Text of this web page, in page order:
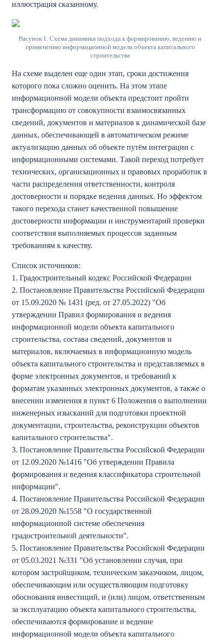
иллюстрация сказанному.
Рисунок 1. Схема динамики подхода к формированию, ведению и
применению информационной модели объекта капитального
строительства
На схеме выделен еще один этап, сроки достижения
которого пока сложно оценить. На этом этапе
информационной модели объекта предстоит пройти
трансформацию от совокупности взаимосвязанных
сведений, документов и материалов к динамической базе
данных, обеспечивающей в автоматическом режиме
актуализацию данных об объекте путём интеграции с
информационными системами. Такой переход потребует
технических, организационных и правовых проработок в
части распределения ответственности, контроля
достоверности и порядке ведения данных. Но эффектом
такого перехода станет качественной повышение
достоверности информации и инструментарий проверки
соответствия выполняемых процессов заданным
требованиям к качеству.
Список источников:
1. Градостроительный кодекс Российской Федерации
2. Постановление Правительства Российской Федерации
от 15.09.2020 № 1431 (ред. от 27.05.2022) "Об
утверждении Правил формирования и ведения
информационной модели объекта капитального
строительства, состава сведений, документов и
материалов, включаемых в информационную модель
объекта капитального строительства и представляемых в
форме электронных документов, и требований к
форматам указанных электронных документов, а также о
внесении изменения в пункт 6 Положения о выполнении
инженерных изысканий для подготовки проектной
документации, строительства, реконструкции объектов
капитального строительства".
3. Постановление Правительства Российской Федерации
от 12.09.2020 №1416 "Об утверждении Правила
формирования и ведения классификатора строительной
информации".
4. Постановление Правительства Российской Федерации
от 28.09.2020 №1558 "О государственной
информационной системе обеспечения
градостроительной деятельности".
5. Постановление Правительства Российской Федерации
от 05.03.2021 №331 "Об установлении случая, при
котором застройщиком, техническим заказчиком, лицом,
обеспечивающим или осуществляющим подготовку
обоснования инвестиций, и (или) лицом, ответственным
за эксплуатацию объекта капитального строительства,
обеспечиваются формирование и ведение
информационной модели объекта капитального